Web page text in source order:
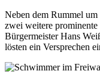
Neben dem Rummel um
zwei weitere
Bürgermeister Hans
lösten ein Versprechen